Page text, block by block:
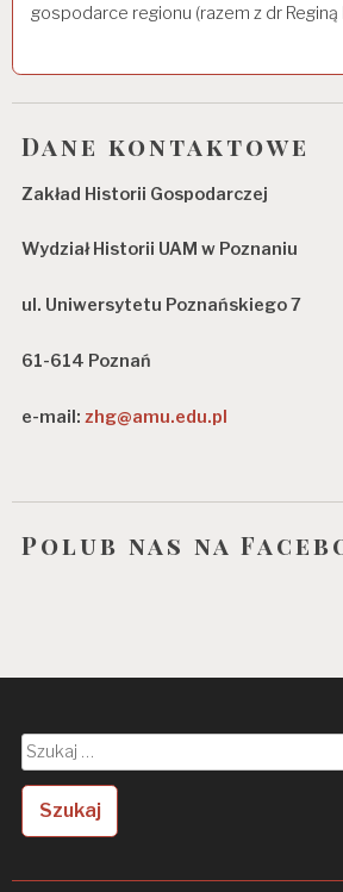
gospodarce regionu (razem z dr Reginą
Dane kontaktowe
Zakład Historii Gospodarczej
Wydział Historii UAM w Poznaniu
ul. Uniwersytetu Poznańskiego 7
61-614 Poznań
e-mail:zhg@amu.edu.pl
Polub nas na
Szukaj: